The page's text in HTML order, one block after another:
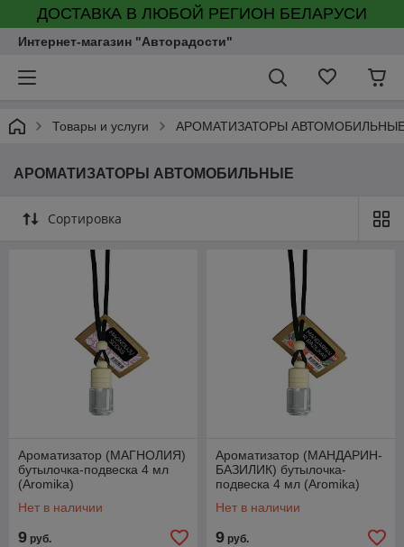
ДОСТАВКА В ЛЮБОЙ РЕГИОН БЕЛАРУСИ
Интернет-магазин "Авторадости"
Товары и услуги АРОМАТИЗАТОРЫ
АРОМАТИЗАТОРЫ АВТОМОБИЛЬНЫЕ
Сортировка
Ароматизатор (МАГНОЛИЯ)
бутылочка-подвеска 4 мл
(Aromika)
Нет в наличии
9 руб.
Ароматизатор (МАНДАРИН-
БАЗИЛИК) бутылочка-
подвеска 4 мл (Aromika)
Нет в наличии
9 руб.